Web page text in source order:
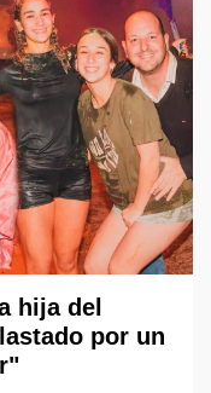
hija del
por un